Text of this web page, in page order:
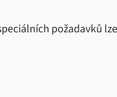
požadavků